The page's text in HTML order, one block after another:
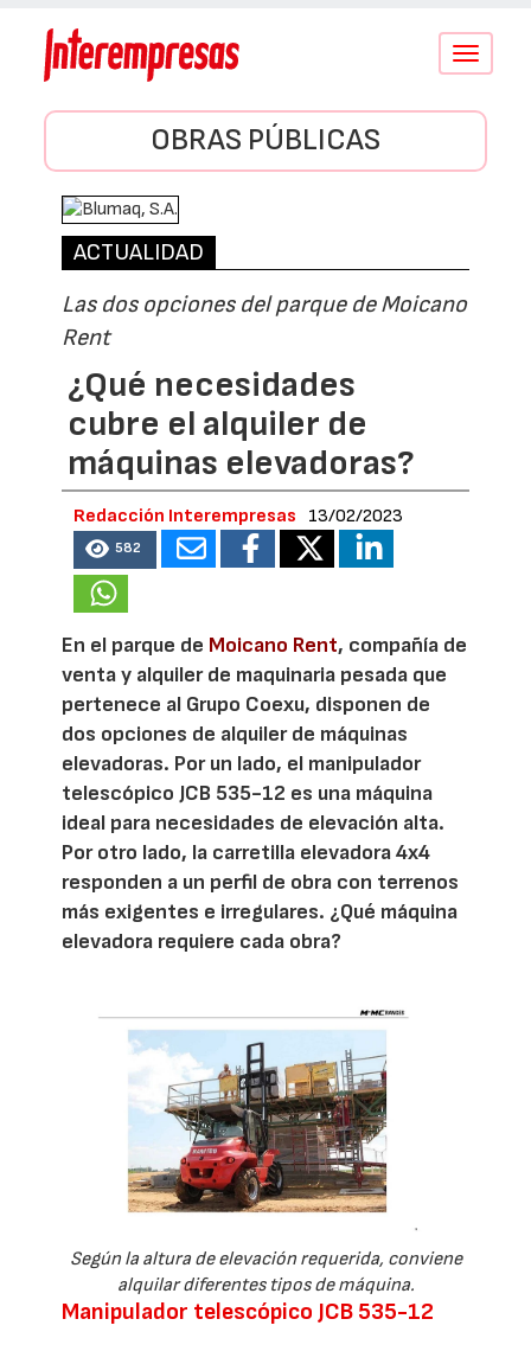
Conmutar
OBRAS PÚBLICAS
ACTUALIDAD
Las dos opciones del parque de Moicano
Rent
¿Qué necesidades
cubre el alquiler de
máquinas elevadoras?
Redacción Interempresas 13/02/2023
582
En el parque de Moicano Rent, compañía de
venta y alquiler de maquinaria pesada que
pertenece al Grupo Coexu, disponen de
dos opciones de alquiler de máquinas
elevadoras. Por un lado, el manipulador
telescópico JCB 535-12 es una máquina
ideal para necesidades de elevación alta.
Por otro lado, la carretilla elevadora 4x4
responden a un perfil de obra con terrenos
más exigentes e irregulares. ¿Qué máquina
elevadora requiere cada obra?
Según la altura de elevación requerida, conviene
alquilar diferentes tipos de máquina.
Manipulador telescópico JCB 535-12